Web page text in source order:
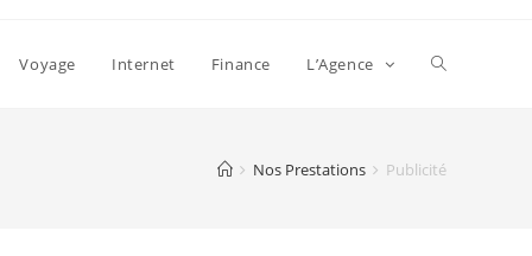
Voyage Internet Finance L’Agence
Nos Prestations Publicité